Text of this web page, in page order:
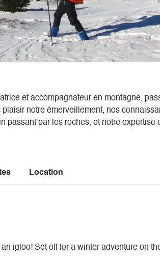
et accompagnateur en montagne,
notre émerveillement, nos
passant par les roches, et notre expertise
Location
igloo! Set off for a winter adventure on